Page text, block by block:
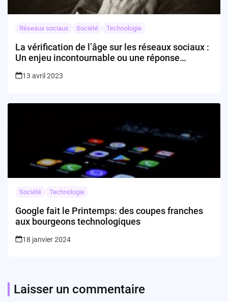
Réseaux sociaux Société Technologie
La vérification de l’âge sur les réseaux sociaux :
Un enjeu incontournable ou une réponse
13 avril 2023
Société Technologie
Google fait le Printemps: des coupes franches
aux bourgeons technologiques
18 janvier 2024
Laisser un commentaire